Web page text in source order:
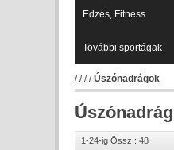
Edzés, Fitness
További sportágak
////Úszónadrágok
1-24-ig Össz.: 48